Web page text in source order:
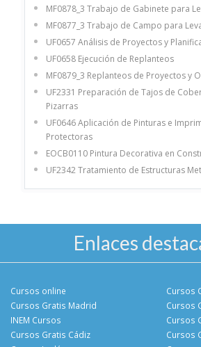
MF0878_3 Trabajo de Gabinete para
MF0877_3 Trabajo de Campo para
UF0657 Análisis de Proyectos y
UF0658 Ejecución de Replanteos
MF0879_3 Replanteos de Proyectos y
UF2331 Preparación de Tajos de
Pizarras
UF0646 Aplicación de Pinturas e
Protectoras
EOCB0110 Pintura Decorativa en
UF2342 Tratamiento de Estructuras
Enlaces
Cursos online
Cursos Gratis Madrid
INEM Cursos
Cursos Gratis Cádiz
Cursos
Cursos
Cursos
Cursos